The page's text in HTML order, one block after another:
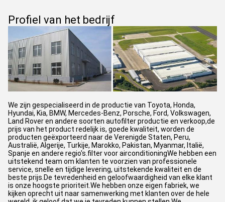
Profiel van het bedrijf
We zijn gespecialiseerd in de productie van Toyota, Honda,
Hyundai, Kia, BMW, Mercedes-Benz, Porsche, Ford, Volkswagen,
Land Rover en andere soorten autofilter productie en verkoop,de
prijs van het product redelijk is, goede kwaliteit, worden de
producten geëxporteerd naar de Verenigde Staten, Peru,
Australië, Algerije, Turkije, Marokko, Pakistan, Myanmar, Italië,
Spanje en andere regio's.filter voor airconditioningWe hebben een
uitstekend team om klanten te voorzien van professionele
service, snelle en tijdige levering, uitstekende kwaliteit en de
beste prijs.De tevredenheid en geloofwaardigheid van elke klant
is onze hoogste prioriteit.We hebben onze eigen fabriek, we
kijken oprecht uit naar samenwerking met klanten over de hele